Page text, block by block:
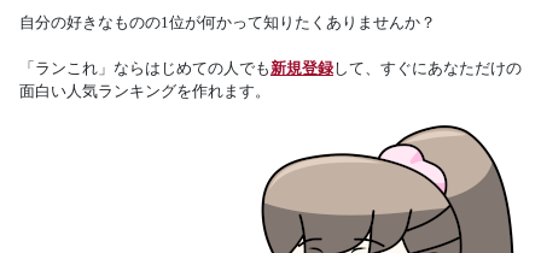
自分の好きなものの1位が何かって知りたくありませんか？
「ランこれ」ならはじめての人でも新規登録して、すぐにあなただけの
面白い人気ランキングを作れます。